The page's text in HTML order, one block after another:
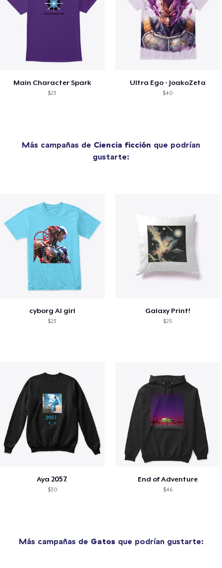
Main Character Spark
$23
Ultra Ego - JoakoZeta
$40
Más campañas de Ciencia ficción que podrían
gustarte:
cyborg AI girl
$23
Galaxy Print!
$25
Aya 2057.
$30
End of Adventure
$46
Más campañas de Gatos que podrían gustarte: